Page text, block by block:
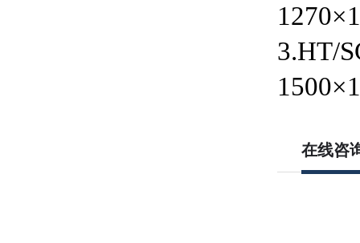
3.HT/
在线咨